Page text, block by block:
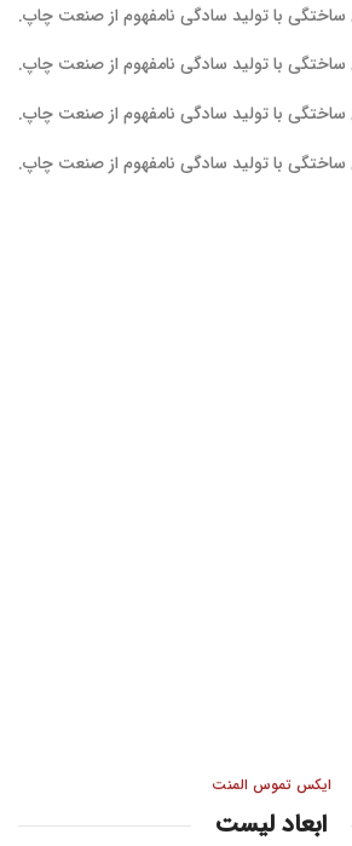
ساختگی با تولید سادگی نامفهوم از صنعت چاپ.
ساختگی با تولید سادگی نامفهوم از صنعت چاپ.
ساختگی با تولید سادگی نامفهوم از صنعت چاپ.
ساختگی با تولید سادگی نامفهوم از صنعت چاپ.
ایکس تموس المنت
ابعاد لیست